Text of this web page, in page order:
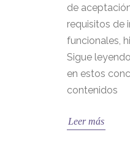
de
requisitos de
funcionales,
Sigue
en estos
contenidos
Leer más